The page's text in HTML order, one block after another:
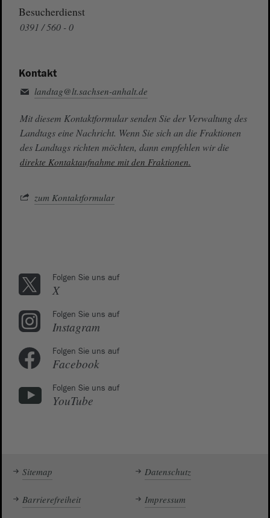
Besucherdienst
0391 / 560 - 0
Kontakt
landtag@lt.sachsen-anhalt.de
Mit diesem Kontaktformular senden Sie der Verwaltung des
Landtags eine Nachricht. Wenn Sie sich an die Fraktionen
des Landtags richten möchten, dann empfehlen wir die
direkte Kontaktaufnahme mit den Fraktionen.
zum Kontaktformular
Folgen Sie uns auf
X
Folgen Sie uns auf
Instagram
Folgen Sie uns auf
Facebook
Folgen Sie uns auf
YouTube
Sitemap Datenschutz
Barrierefreiheit Impressum